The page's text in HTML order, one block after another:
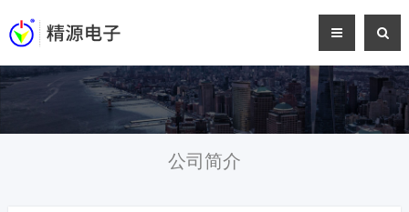
公司简介